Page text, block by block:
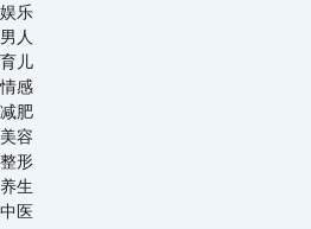
娱乐
男人
育儿
情感
减肥
美容
整形
养生
中医